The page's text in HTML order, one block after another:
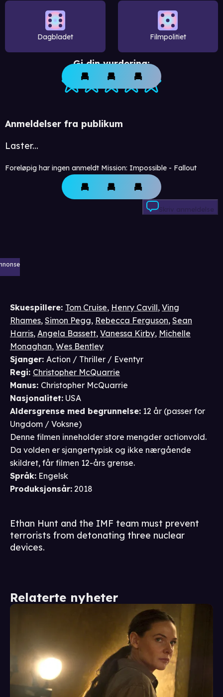
Dagbladet Filmpolitiet
Gi din vurdering:
Anmeldelser fra publikum
Laster...
Foreløpig har ingen anmeldt Mission: Impossible - Fallout
Skriv anmeldelse
Skuespillere: Tom Cruise, Henry Cavill, Ving
Rhames, Simon Pegg, Rebecca Ferguson, Sean
Harris, Angela Bassett, Vanessa Kirby, Michelle
Monaghan, Wes Bentley
Sjanger: Action / Thriller / Eventyr
Regi: Christopher McQuarrie
Manus: Christopher McQuarrie
Nasjonalitet: USA
Aldersgrense med begrunnelse: 12 år (passer for
Ungdom / Voksne)
Denne filmen inneholder store mengder actionvold.
Da volden er sjangertypisk og ikke nærgående
skildret, får filmen 12-års grense.
Språk: Engelsk
Produksjonsår: 2018
Ethan Hunt and the IMF team must prevent
terrorists from detonating three nuclear
devices.
Relaterte nyheter